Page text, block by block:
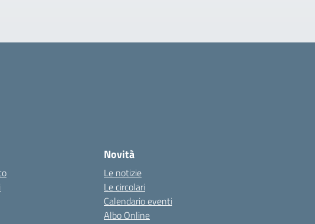
Novità
Le notizie
Le circolari
Calendario eventi
Albo Online